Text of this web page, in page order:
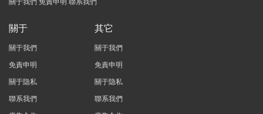
關于
關于我們
免責申明
關于隐私
聯系我們
其它
關于我們
免責申明
關于隐私
聯系我們